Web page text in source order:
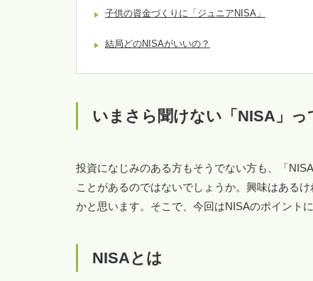
子供の資金づくりに「ジュニアNISA」
結局どのNISAがいいの？
いまさら聞けない「NISA」っ
投資になじみのある方もそうでない方も、「
ことがあるのではないでしょうか。興味はある
かと思います。そこで、今回はNISAのポイント
NISAとは